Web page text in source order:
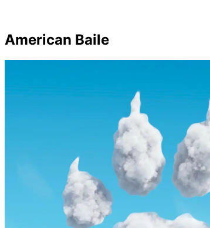
American Baile